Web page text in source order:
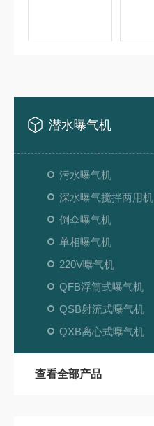
潜水曝气机
污水曝气机
深水曝气搅拌两用机
倒伞曝气机
单相曝气机
220V曝气机
QFB浮筒式曝气机
QSB射流式曝气机
QXB离心式曝气机
查看全部产品